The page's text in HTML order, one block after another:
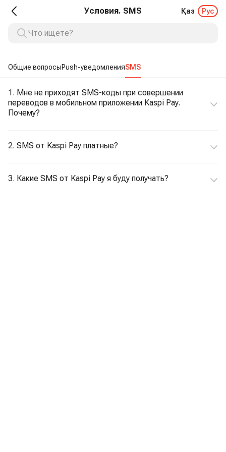
Условия. SMS Қаз Рус
Общие вопросыPush-уведомленияSMS
1. Мне не приходят SMS-коды при совершении
переводов в мобильном приложении Kaspi Pay.
Почему?
2. SMS от Kaspi Pay платные?
3. Какие SMS от Kaspi Pay я буду получать?